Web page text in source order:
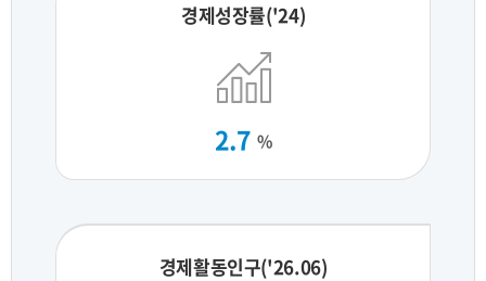
경제성장률('24)
2.7 %
경제활동인구('26.06)